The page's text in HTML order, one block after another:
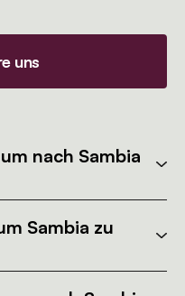
uns
nach Sambia
Sambia zu